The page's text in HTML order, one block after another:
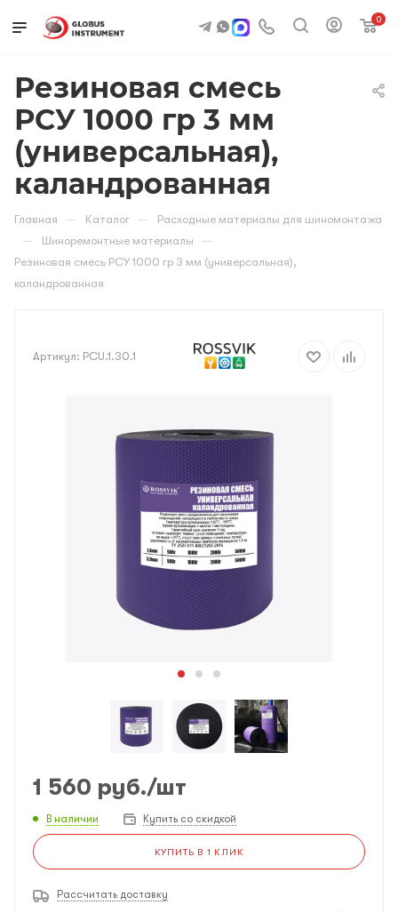
0
Резиновая смесь
РСУ 1000 гр 3 мм
(универсальная),
каландрованная
Главная — Каталог — Расходные материалы для шиномонтажа
— Шиноремонтные материалы —
Резиновая смесь РСУ 1000 гр 3 мм (универсальная),
каландрованная
Артикул: PCU.1.30.1
1 560 руб./шт
В наличии Купить со скидкой
КУПИТЬ В 1 КЛИК
Рассчитать доставку